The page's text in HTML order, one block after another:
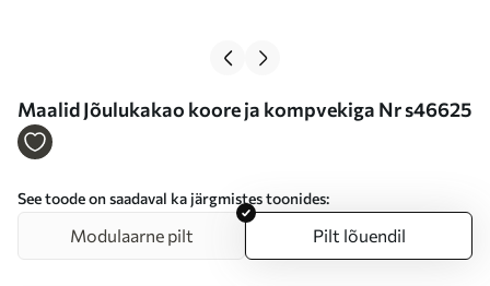
Maalid Jõulukakao koore ja kompvekiga Nr s46625
See toode on saadaval ka järgmistes toonides:
Modulaarne pilt Pilt lõuendil